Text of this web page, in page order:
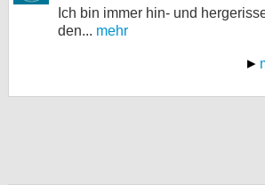
Ich bin immer hin- und
den... mehr